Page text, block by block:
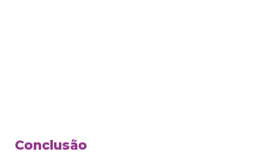
Conclusão